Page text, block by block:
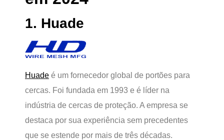
1. Huade
Huade é um fornecedor global de portões para
cercas. Foi fundada em 1993 e é líder na
indústria de cercas de proteção. A empresa se
destaca por sua experiência sem precedentes
que se estende por mais de três décadas.